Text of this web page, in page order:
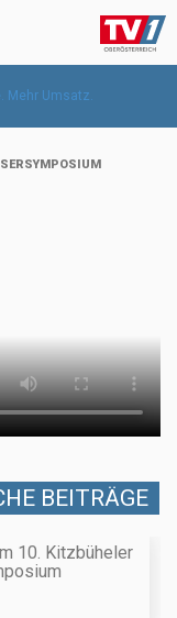
BEITRÄGE
10. Kitzbüheler